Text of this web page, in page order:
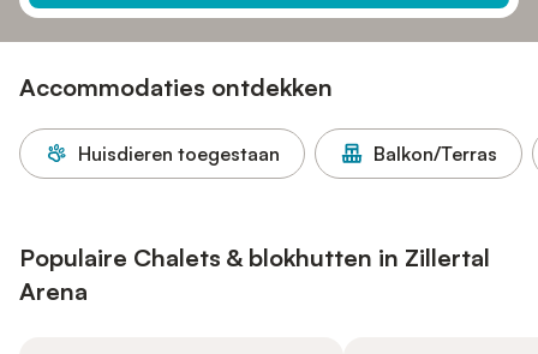
Accommodaties ontdekken
Huisdieren toegestaan Balkon/Terras
Populaire Chalets & blokhutten in Zillertal
Arena